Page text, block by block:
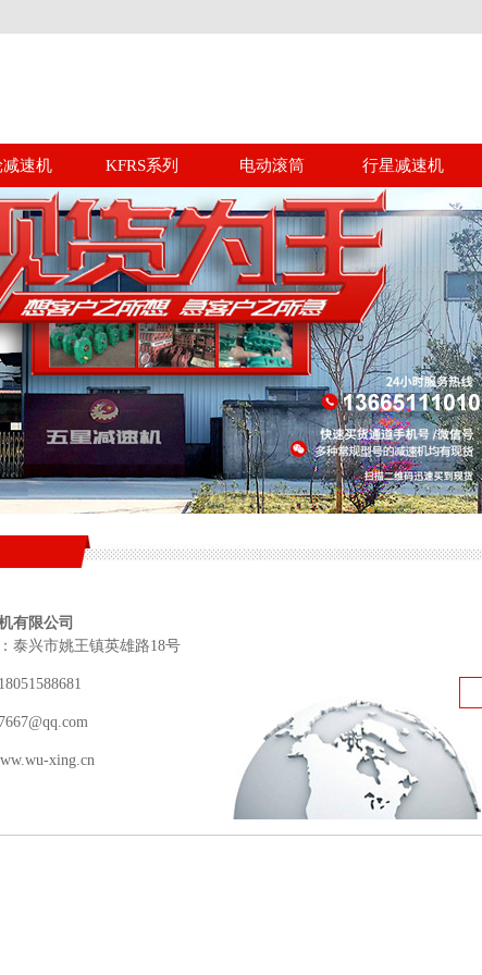
速机 KFRS系列 电动滚筒 行星减速机
有限公司
泰兴市姚王镇英雄路18号
wu-xing.cn